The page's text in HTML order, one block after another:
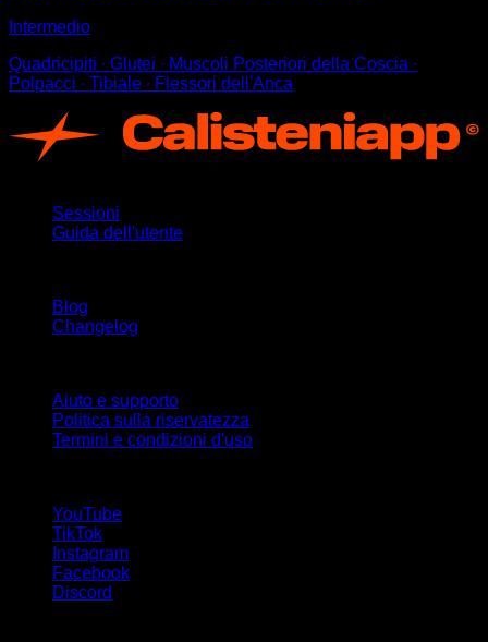
Intermedio
Quadricipiti ∙ Glutei ∙ Muscoli Posteriori della Coscia ∙
Polpacci ∙ Tibiale ∙ Flessori dell'Anca
Sessioni
Guida dell'utente
Blog
Changelog
Aiuto e supporto
Politica sulla riservatezza
Termini e condizioni d'uso
YouTube
TikTok
Instagram
Facebook
Discord